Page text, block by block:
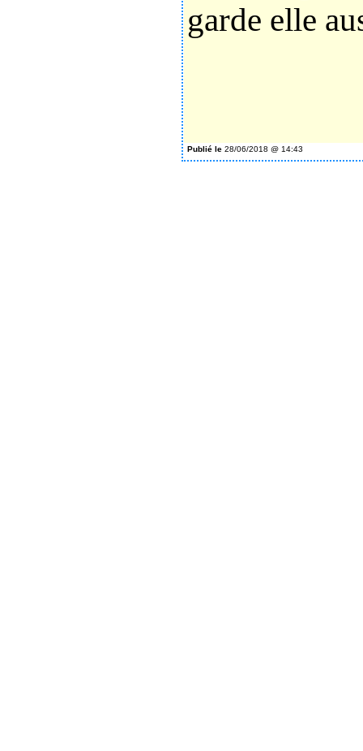
garde elle
Publié le 28/06/2018 @ 14:43